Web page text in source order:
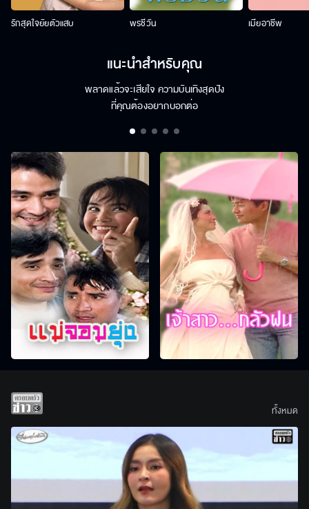
รักสุดใจยัยตัวแสบ พรชีวัน เมียอาชีพ
แนะนำสำหรับคุณ
พลาดแล้วจะเสียใจ ความบันเทิงสุดปัง
ที่คุณต้องอยากบอกต่อ
ทั้งหมด